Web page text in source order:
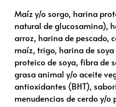
Maíz y/o sorgo, harina
natural de glucosamina),
arroz, harina de pescado,
maíz, trigo, harina de
proteico de soya, fibra de
grasa animal y/o aceite
antioxidantes (BHT),
menudencias de cerdo y/o